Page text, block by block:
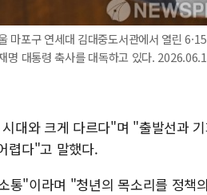
마포구 연세대 김대중도서관에서 열린
명 대통령 축사를 대독하고 있다.
대와 크게 다르다"며 "출발선과
렵다"고 말했다.
통"이라며 "청년의 목소리를 정책